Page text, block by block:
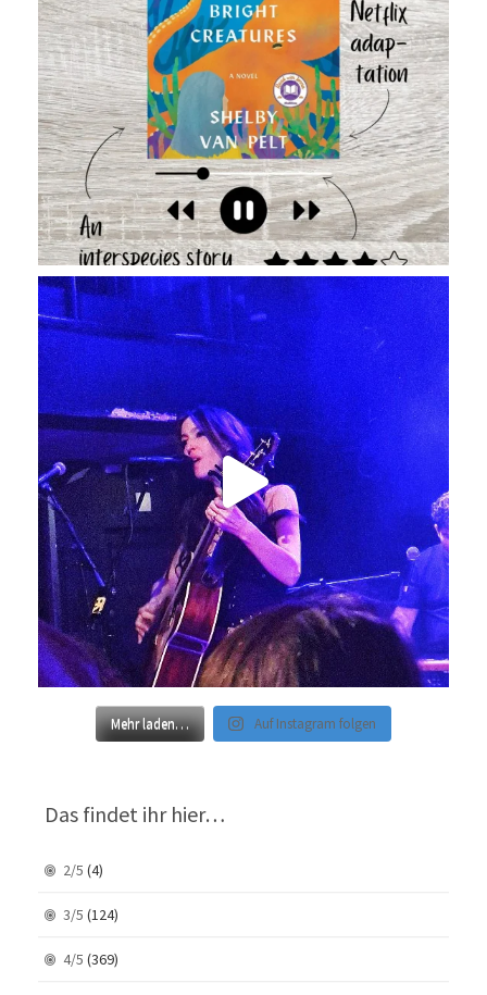
Mehr laden… Auf Instagram folgen
Das findet ihr hier…
2/5 (4)
3/5 (124)
4/5 (369)